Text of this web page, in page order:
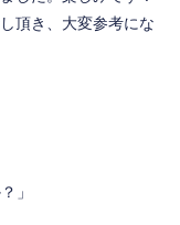
頂き、大変参考にな
」